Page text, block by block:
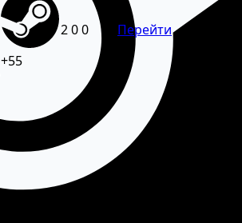
+55
200 Перейти
России в 2026 году